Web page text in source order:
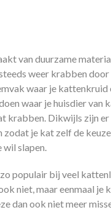
van duurzame
weer krabben
waar je kattenkruid
waar je huisdier van
krabben. Dikwijls zijn
zodat je kat zelf de
wil slapen.
populair bij veel
niet, maar eenmaal je
dan ook niet meer